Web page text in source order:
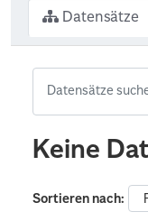
Datensätze
Keine
Sortieren nach